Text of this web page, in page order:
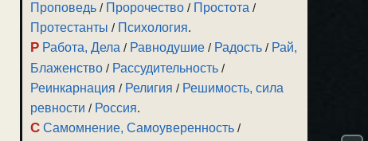
Проповедь / Пророчество / Простота /
Протестанты / Психология.
Р Работа, Дела / Равнодушие / Радость / Рай,
Блаженство / Рассудительность /
Реинкарнация / Религия / Решимость, сила
ревности / Россия.
С Самомнение, Самоуверенность /